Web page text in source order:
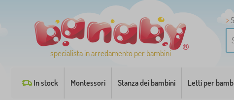
specialista in arredamento per bambini
In stock Montessori Stanza dei bambini Letti per